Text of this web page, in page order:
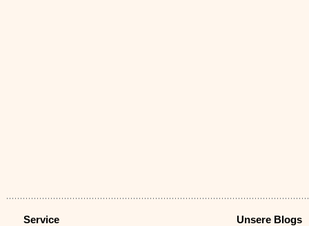
Service Unsere Blogs